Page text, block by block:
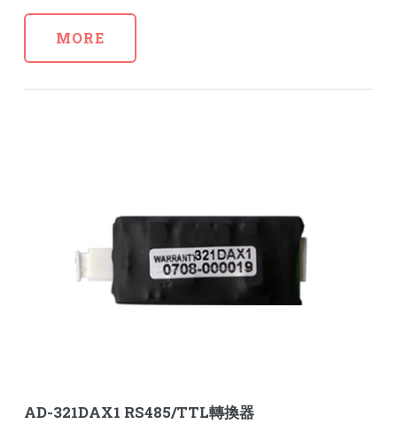
MORE
AD-321DAX1 RS485/TTL轉換器